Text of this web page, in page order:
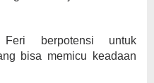
berpotensi untuk
bisa memicu keadaan